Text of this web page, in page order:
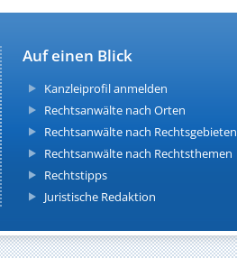
Auf einen Blick
Kanzleiprofil anmelden
Rechtsanwälte nach Orten
Rechtsanwälte nach Rechtsgebieten
Rechtsanwälte nach Rechtsthemen
Rechtstipps
Juristische Redaktion